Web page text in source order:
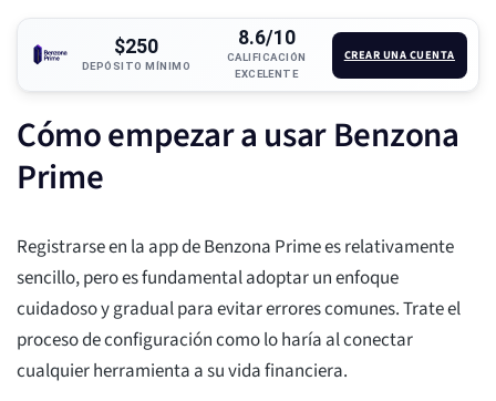
$250
DEPÓSITO MÍNIMO
8.6/10
CALIFICACIÓN
EXCELENTE
CREAR UNA CUENTA
Cómo empezar a usar Benzona
Prime
Registrarse en la app de Benzona Prime es relativamente
sencillo, pero es fundamental adoptar un enfoque
cuidadoso y gradual para evitar errores comunes. Trate el
proceso de configuración como lo haría al conectar
cualquier herramienta a su vida financiera.